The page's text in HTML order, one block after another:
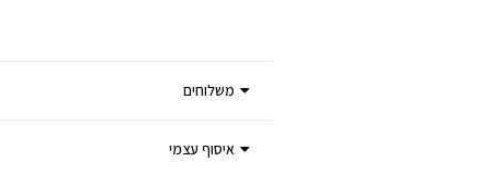
משלוחים
איסוף עצמי